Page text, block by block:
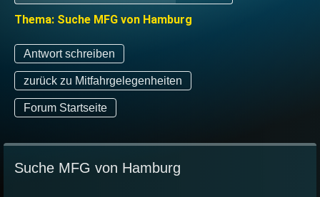
Thema: Suche MFG von Hamburg
Antwort schreiben
zurück zu Mitfahrgelegenheiten
Forum Startseite
Suche MFG von Hamburg